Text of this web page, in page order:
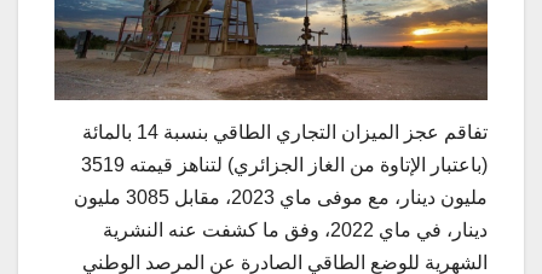
تفاقم عجز الميزان التجاري الطاقي بنسبة 14 بالمائة
(باعتبار الإتاوة من الغاز الجزائري) لتناهز قيمته 3519
مليون دينار، مع موفى ماي 2023، مقابل 3085 مليون
دينار، في ماي 2022، وفق ما كشفت عنه النشرية
الشهرية للوضع الطاقي الصادرة عن المرصد الوطني